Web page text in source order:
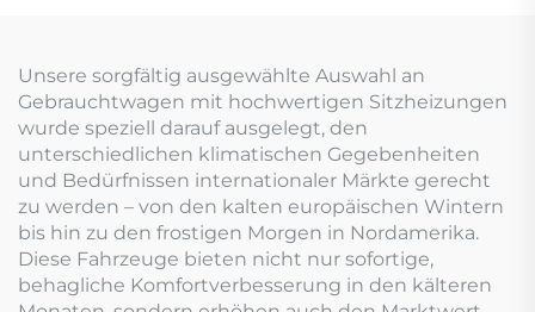
Unsere sorgfältig ausgewählte Auswahl an
Gebrauchtwagen mit hochwertigen Sitzheizungen
wurde speziell darauf ausgelegt, den
unterschiedlichen klimatischen Gegebenheiten
und Bedürfnissen internationaler Märkte gerecht
zu werden – von den kalten europäischen Wintern
bis hin zu den frostigen Morgen in Nordamerika.
Diese Fahrzeuge bieten nicht nur sofortige,
behagliche Komfortverbesserung in den kälteren